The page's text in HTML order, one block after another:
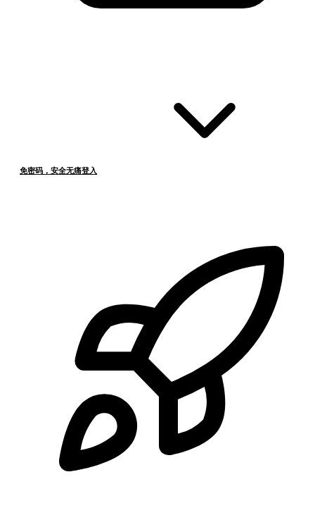
免密码，安全无痛登入